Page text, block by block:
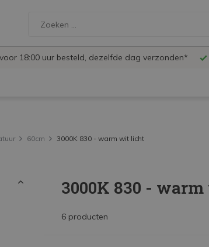
18:00 uur besteld, dezelfde dag verzonden*
60cm 3000K 830 - warm wit licht
3000K 830 -
6 producten